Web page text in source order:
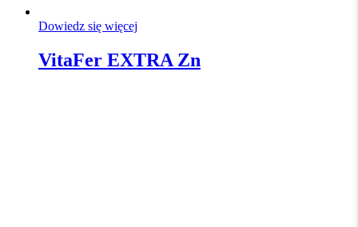
Dowiedz się więcej
VitaFer EXTRA Zn